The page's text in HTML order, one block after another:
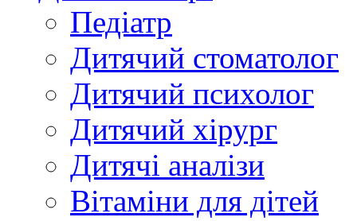
Педіатр
Дитячий стоматолог
Дитячий психолог
Дитячий хірург
Дитячі аналізи
Вітаміни для дітей